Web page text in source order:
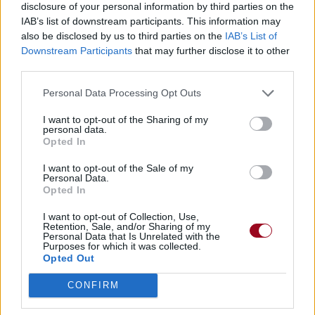
disclosure of your personal information by third parties on the
IAB’s list of downstream participants. This information may
also be disclosed by us to third parties on the IAB’s List of
Downstream Participants that may further disclose it to other
Personal Data Processing Opt Outs
I want to opt-out of the Sharing of my
personal data.
Opted In
I want to opt-out of the Sale of my
Personal Data.
Opted In
I want to opt-out of Collection, Use,
Retention, Sale, and/or Sharing of my
Personal Data that Is Unrelated with the
Purposes for which it was collected.
Opted Out
CONFIRM